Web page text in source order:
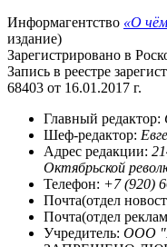
Информагентство «О
издание)
Зарегистрировано в
Запись в реестре
68403 от 16.01.2017 г.
Главный редактор:
Шеф-редактор:
Адрес редакции:
Октябрьской
Телефон: +7 (920)
Почта(отдел
Почта(отдел
Учредитель: ООО